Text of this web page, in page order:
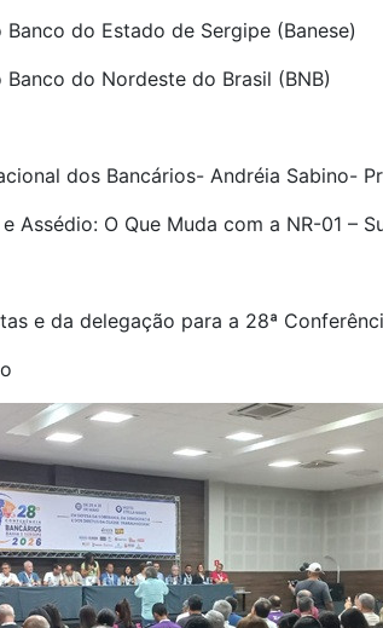
do Estado de Sergipe (Banese)
do Nordeste do Brasil (BNB)
dos Bancários- Andréia Sabino-
Assédio: O Que Muda com a NR-01 –
e da delegação para a 28ª